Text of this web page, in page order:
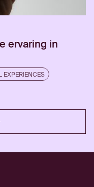
ervaring in
EXPERIENCES